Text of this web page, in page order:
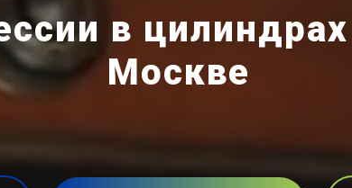
в
Москве